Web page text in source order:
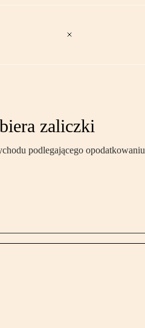
zaliczki
podlegającego opodatkowaniu